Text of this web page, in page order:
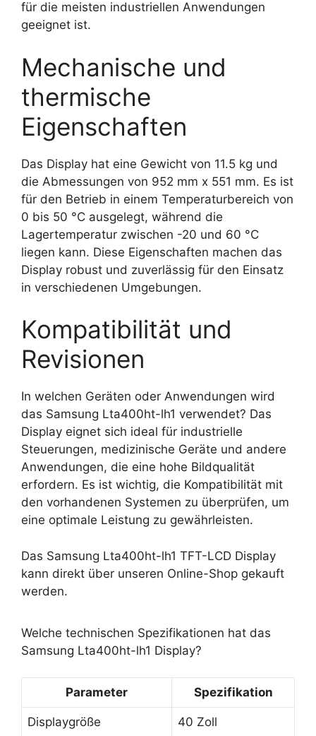
für die meisten industriellen Anwendungen
geeignet ist.
Mechanische und
thermische
Eigenschaften
Das Display hat eine Gewicht von 11.5 kg und
die Abmessungen von 952 mm x 551 mm. Es ist
für den Betrieb in einem Temperaturbereich von
0 bis 50 °C ausgelegt, während die
Lagertemperatur zwischen -20 und 60 °C
liegen kann. Diese Eigenschaften machen das
Display robust und zuverlässig für den Einsatz
in verschiedenen Umgebungen.
Kompatibilität und
Revisionen
In welchen Geräten oder Anwendungen wird
das Samsung Lta400ht-lh1 verwendet? Das
Display eignet sich ideal für industrielle
Steuerungen, medizinische Geräte und andere
Anwendungen, die eine hohe Bildqualität
erfordern. Es ist wichtig, die Kompatibilität mit
den vorhandenen Systemen zu überprüfen, um
eine optimale Leistung zu gewährleisten.
Das Samsung Lta400ht-lh1 TFT-LCD Display
kann direkt über unseren Online-Shop gekauft
werden.
Welche technischen Spezifikationen hat das
Samsung Lta400ht-lh1 Display?
Parameter Spezifikation
Displaygröße 40 Zoll